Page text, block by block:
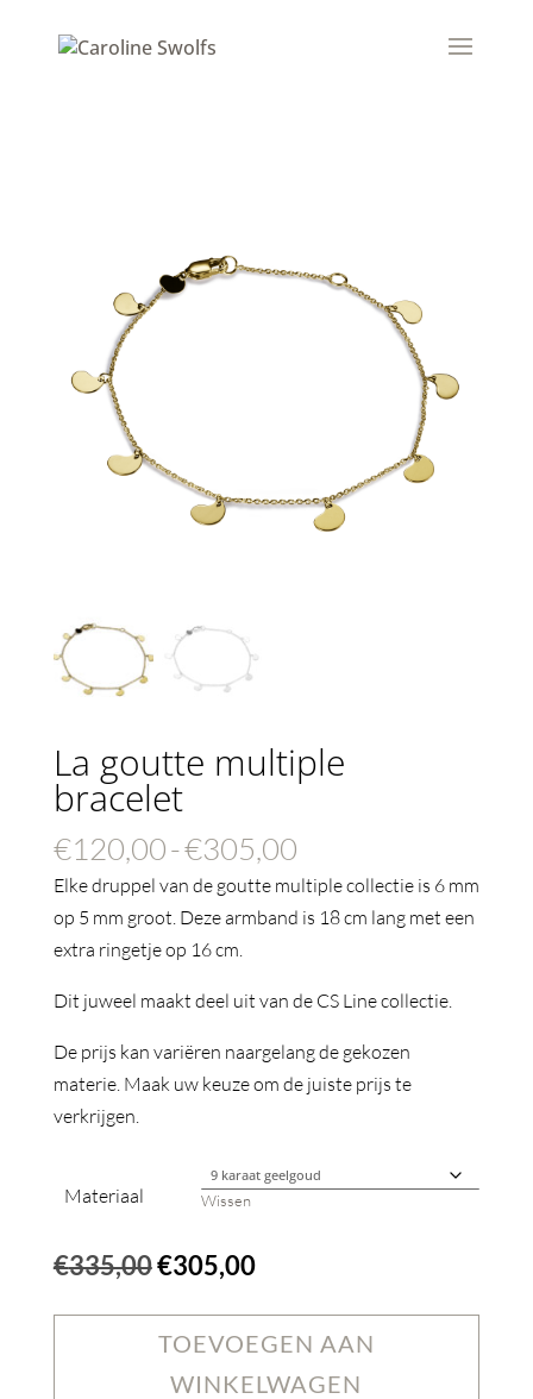
La goutte multiple
bracelet
€120,00-€305,00Prijsklasse:
€120,00
tot
Elke druppel van de goutte multiple collectie is 6 mm
op 5 mm groot. Deze armband is 18 cm lang met een
extra ringetje op 16 cm.
Dit juweel maakt deel uit van de CS Line collectie.
De prijs kan variëren naargelang de gekozen
materie. Maak uw keuze om de juiste prijs te
verkrijgen.
Materiaal Wissen
€335,00Oorspronkelijke
was:
€335,00.
€305,00Huidige
is:
€305,00.
TOEVOEGEN AAN
WINKELWAGEN